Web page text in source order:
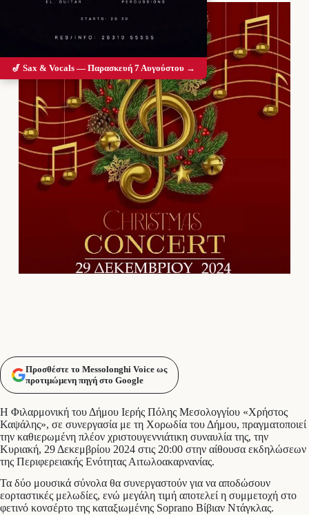
Προσθέστε το Messolonghi Voice ως
προτιμώμενη πηγή στο Google
Η Φιλαρμονική του Δήμου Ιερής Πόλης Μεσολογγίου «Χρήστος
Καψάλης», σε συνεργασία με τη Χορωδία του Δήμου, πραγματοποιεί
την καθιερωμένη πλέον χριστουγεννιάτικη συναυλία της, την
Κυριακή, 29 Δεκεμβρίου 2024 στις 20:00 στην αίθουσα εκδηλώσεων
της Περιφερειακής Ενότητας Αιτωλοακαρνανίας.
Τα δύο μουσικά σύνολα θα συνεργαστούν για να αποδώσουν
εορταστικές μελωδίες, ενώ μεγάλη τιμή αποτελεί η συμμετοχή στο
φετινό κονσέρτο της καταξιωμένης Soprano Βίβιαν Ντάγκλας.
🎷 Sax & Vocals — Παρασκευή 7 Αυγούστου →